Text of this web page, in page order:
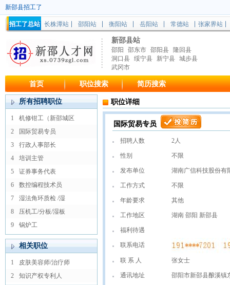
新邵县招工了
招工了总站 长株潭站 邵阳站 衡阳站 岳阳站 常德站 张家界站
新邵县站
邵阳 邵东市 邵阳县
隆回县
洞口县 绥宁县 新宁县 城步县
武冈市
首页 职位搜索 简历搜索
所有招聘职位
1
机修钳工（新邵城区
2
国际贸易专员
3
行政人事部长
4
培训主管
5
证券事务代表
6
数控编程技术员
7
湿法角环质检 /湿
8
压机工/分板/湿板
9
锅炉工
相关职位
1
皮肤美容师/治疗师
2
知识产权专利人
职位详细
国际贸易专员
招聘人数 2人
性别 不限
发布单位 湖南广信科技股份有
工作方式 不限
年龄要求 其他
工作地区 湖南 邵阳 新邵县
福利待遇
联系电话
联 系 人 张女士
通讯地址 邵阳市新邵县酿溪镇